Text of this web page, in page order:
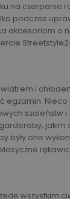
na czerpanie
podczas
akcesoriom o
i
egzamin. Nieco
szaleństw
jakim
były one
wszystkim